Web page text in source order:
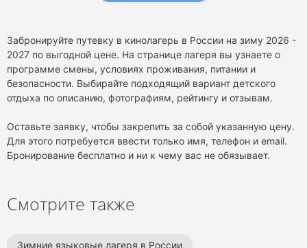
Забронируйте путевку в кинолагерь в России на зиму 2026 -
2027 по выгодной цене. На странице лагеря вы узнаете о
программе смены, условиях проживания, питании и
безопасности. Выбирайте подходящий вариант детского
отдыха по описанию, фотографиям, рейтингу и отзывам.
Оставьте заявку, чтобы закрепить за собой указанную цену.
Для этого потребуется ввести только имя, телефон и email.
Бронирование бесплатно и ни к чему вас не обязывает.
Смотрите также
Зимние языковые лагеря в России